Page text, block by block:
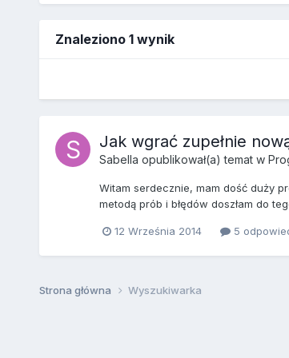
Znaleziono 1 wynik
Jak wgrać zupełnie
Sabella opublikował(a) temat w
Witam serdecznie, mam dość duży
metodą prób i błędów doszłam do
12 Września 2014 5
Strona główna Wyszukiwarka